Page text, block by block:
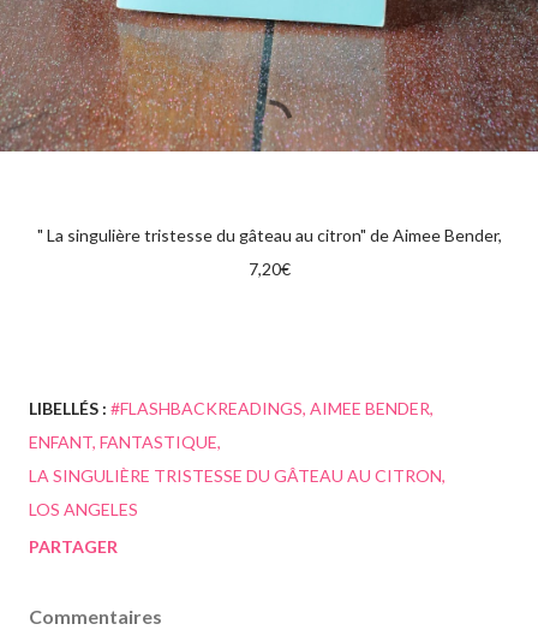
" La singulière tristesse du gâteau au citron" de Aimee Bender,
7,20€
LIBELLÉS : #FLASHBACKREADINGS AIMEE BENDER
ENFANT FANTASTIQUE
LA SINGULIÈRE TRISTESSE DU GÂTEAU AU CITRON
LOS ANGELES
PARTAGER
Commentaires